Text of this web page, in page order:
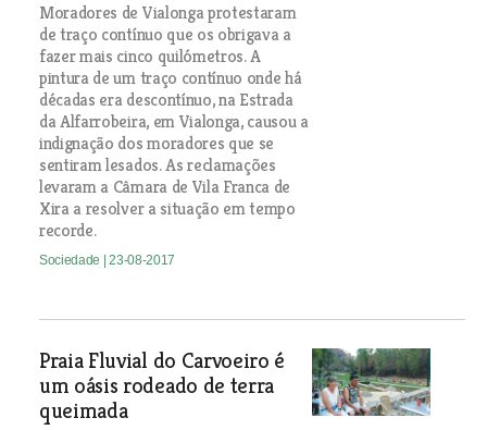
Moradores de Vialonga protestaram
de traço contínuo que os obrigava a
fazer mais cinco quilómetros. A
pintura de um traço contínuo onde há
décadas era descontínuo, na Estrada
da Alfarrobeira, em Vialonga, causou a
indignação dos moradores que se
sentiram lesados. As reclamações
levaram a Câmara de Vila Franca de
Xira a resolver a situação em tempo
recorde.
Sociedade | 23-08-2017
Praia Fluvial do Carvoeiro é
um oásis rodeado de terra
queimada